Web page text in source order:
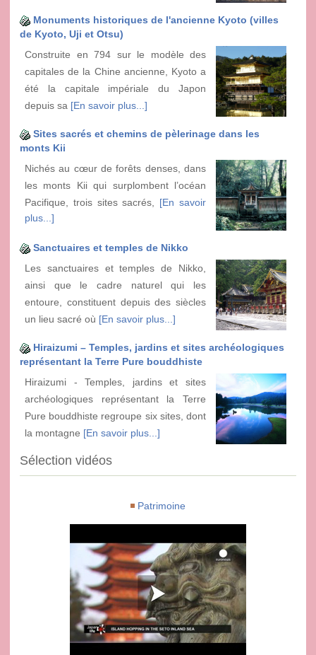
Monuments historiques de l'ancienne Kyoto (villes
de Kyoto, Uji et Otsu)
Construite en 794 sur le modèle des
capitales de la Chine ancienne, Kyoto a
été la capitale impériale du Japon
depuis sa [En savoir plus...]
Sites sacrés et chemins de pèlerinage dans les
monts Kii
Nichés au cœur de forêts denses, dans
les monts Kii qui surplombent l’océan
Pacifique, trois sites sacrés, [En savoir
plus...]
Sanctuaires et temples de Nikko
Les sanctuaires et temples de Nikko,
ainsi que le cadre naturel qui les
entoure, constituent depuis des siècles
un lieu sacré où [En savoir plus...]
Hiraizumi – Temples, jardins et sites archéologiques
représentant la Terre Pure bouddhiste
Hiraizumi - Temples, jardins et sites
archéologiques représentant la Terre
Pure bouddhiste regroupe six sites, dont
la montagne [En savoir plus...]
Sélection vidéos
Patrimoine